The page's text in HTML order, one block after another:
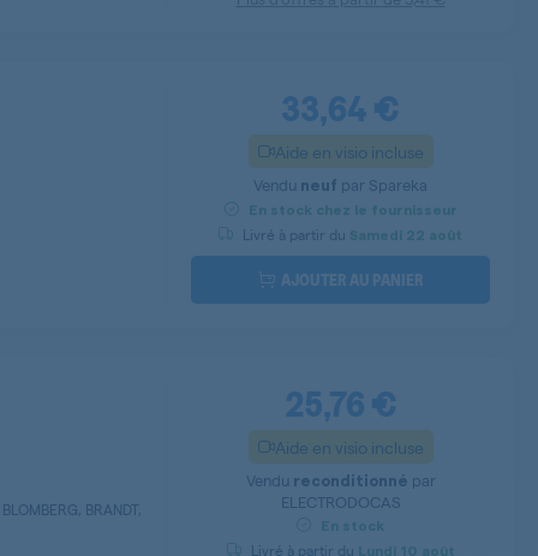
33,64 €
Aide en visio incluse
Vendu neuf par Spareka
En stock chez le fournisseur
Livré à partir du Samedi 22 août
AJOUTER AU PANIER
BRANDT,
25,76 €
Aide en visio incluse
Vendu reconditionné par
ELECTRODOCAS
En stock
Livré à partir du Lundi 10 août